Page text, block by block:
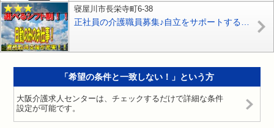
寝屋川市長栄寺町6-38
「希望の条件と一致しない！」という方
大阪介護求人センターは、チェックするだけで詳細な条件
設定が可能です。